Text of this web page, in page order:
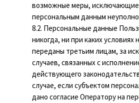
возможные меры, исключающие
персональным данным
8.2. Персональные данные
никогда, ни при каких условиях
переданы третьим лицам, за
случаев, связанных с
действующего
случае, если субъектом
дано согласие Оператору на